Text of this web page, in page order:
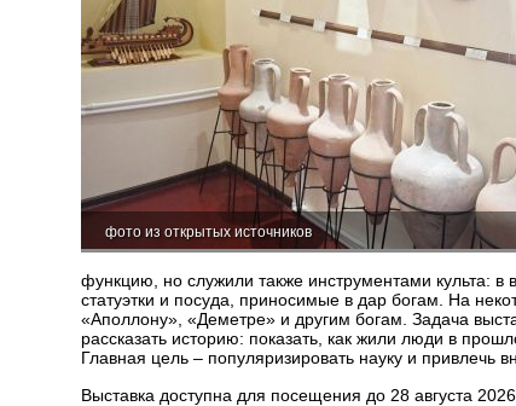
фото из открытых источников
функцию, но служили также инструментами культа: в
статуэтки и посуда, приносимые в дар богам. На
«Аполлону», «Деметре» и другим богам. Задача
рассказать историю: показать, как жили люди в
Главная цель – популяризировать науку и привлечь
Выставка доступна для посещения до 28 августа 2026